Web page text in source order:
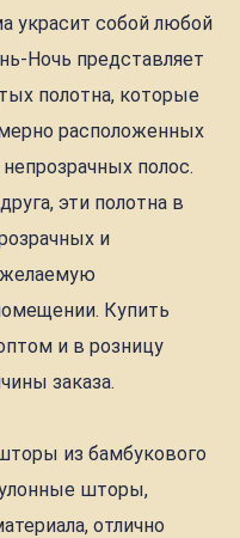
украсит собой любой
Ночь представляет
полотна, которые
расположенных
полос.
эти полотна в
и
желаемую
Купить
и в розницу
заказа.
из бамбукового
шторы,
отлично